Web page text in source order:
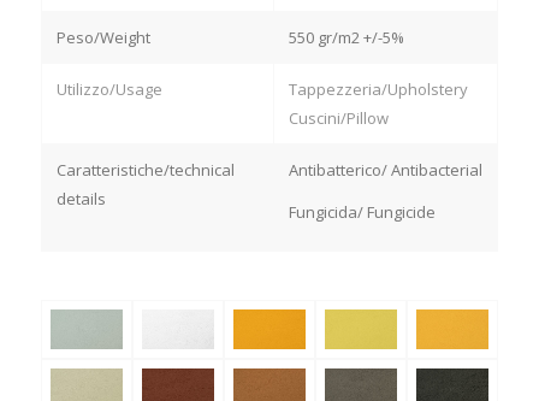
Peso/Weight 550 gr/m2 +/-5%
Utilizzo/Usage
Tappezzeria/Upholstery
Cuscini/Pillow
Caratteristiche/technical
details
Antibatterico/ Antibacterial
Fungicida/ Fungicide